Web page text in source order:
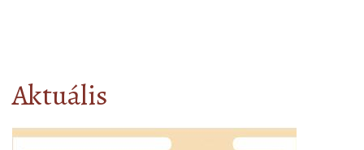
Aktuális